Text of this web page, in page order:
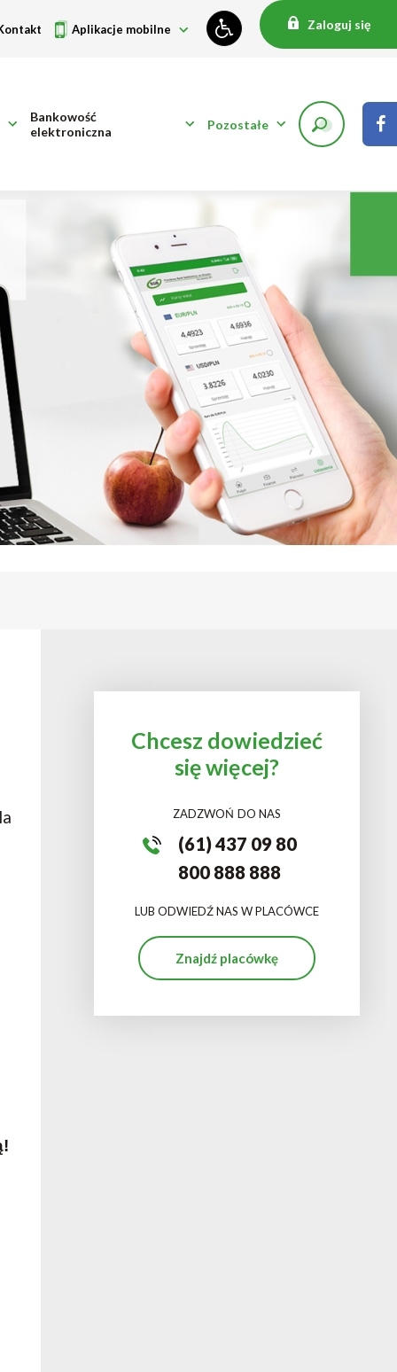
Aplikacje mobilne Zaloguj się
Bankowość
elektroniczna
Pozostałe
Chcesz dowiedzieć
się więcej?
ZADZWOŃ DO NAS
(61) 437 09 80
800 888 888
LUB ODWIEDŹ NAS W PLACÓWCE
Znajdź placówkę